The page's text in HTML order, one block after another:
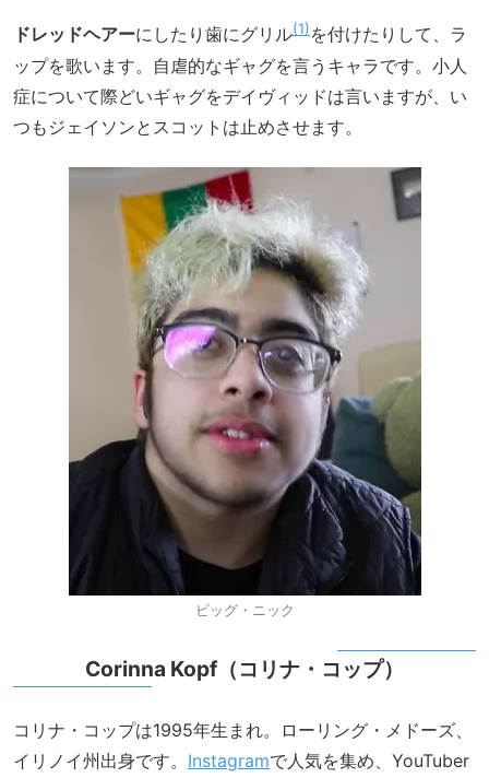
ドレッドヘアーにしたり歯にグリル 1 を付けたりして、ラ
ップを歌います。自虐的なギャグを言うキャラです。小人
症について際どいギャグをデイヴィッドは言いますが、い
つもジェイソンとスコットは止めさせます。
ビッグ・ニック
Corinna Kopf（コリナ・コップ）
コリナ・コップは1995年生まれ。ローリング・メドーズ、
イリノイ州出身です。 Instagramで人気を集め、YouTuber